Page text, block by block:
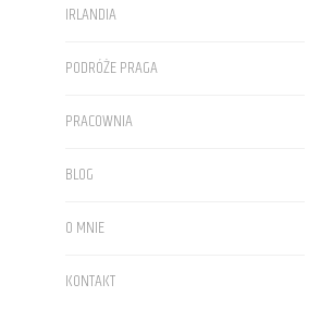
IRLANDIA
PODRÓŻE PRAGA
PRACOWNIA
BLOG
O MNIE
KONTAKT